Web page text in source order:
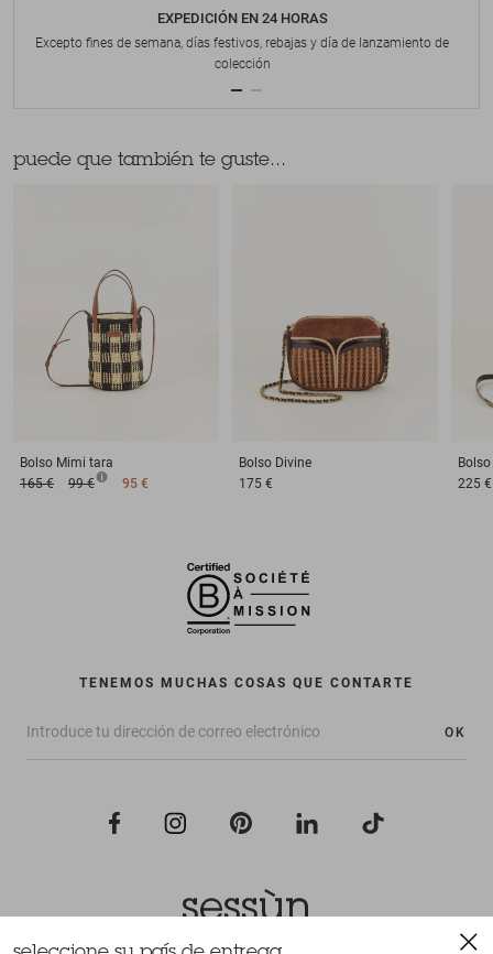
EXPEDICIÓN EN 24 HORAS
Excepto fines de semana, días festivos, rebajas y día de lanzamiento de
colección
puede que también te guste...
Bolso Mimi tara
165 €
99 € 95 €
Bolso Divine
175 €
Bolso
225 €
TENEMOS MUCHAS COSAS QUE CONTARTE
OK